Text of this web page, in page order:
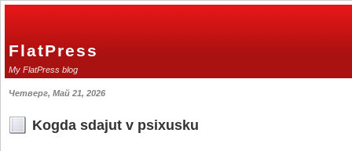
FlatPress
My FlatPress blog
Четверг, Май 21, 2026
Kogda sdajut v psixusku